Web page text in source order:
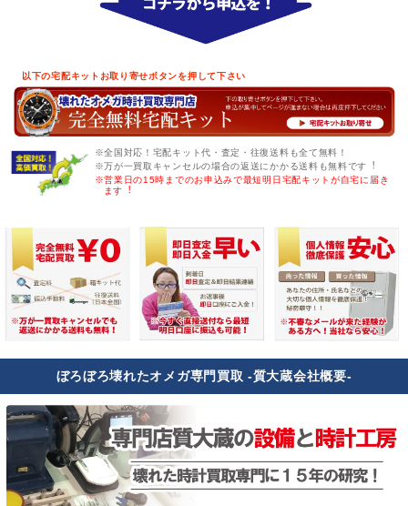
以下の宅配キットお取り寄せボタンを押して下さい
※全国対応！宅配キット代・査定・往復送料も全て無料！
※万が一買取キャンセルの場合の返送にかかる送料も無料です︕
※営業日の15時までのお申込みで最短明日宅配キットが自宅に届き
ます︕
ぼろぼろ壊れたオメガ専門買取 -質大蔵会社概要-